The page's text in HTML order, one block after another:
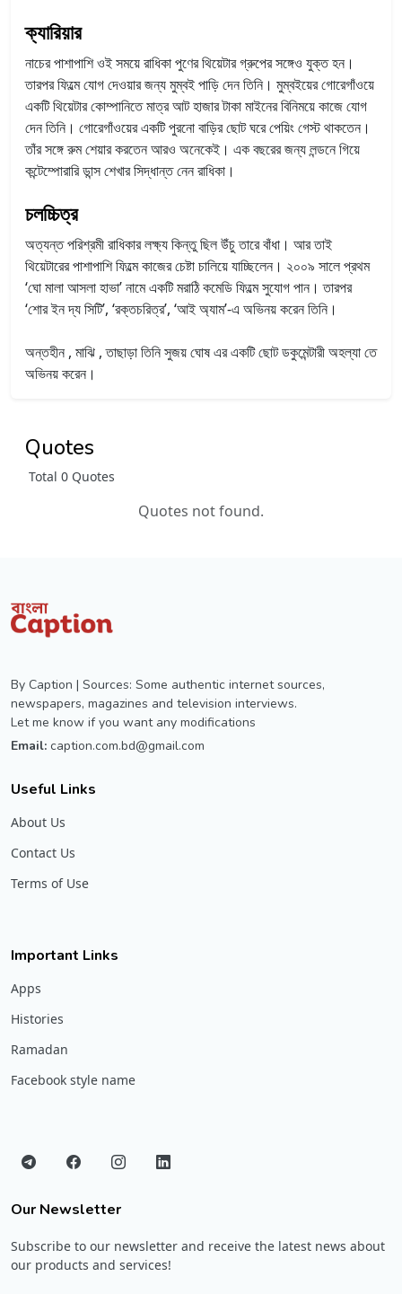
ক্যারিয়ার
নাচের পাশাপাশি ওই সময়ে রাধিকা পুণের থিয়েটার গ্রুপের সঙ্গেও যুক্ত হন।
তারপর ফিল্মে যোগ দেওয়ার জন্য মুম্বই পাড়ি দেন তিনি। মুম্বইয়ের গোরেগাঁওয়ে
একটি থিয়েটার কোম্পানিতে মাত্র আট হাজার টাকা মাইনের বিনিময়ে কাজে যোগ
দেন তিনি। গোরেগাঁওয়ের একটি পুরনো বাড়ির ছোট ঘরে পেয়িং গেস্ট থাকতেন।
তাঁর সঙ্গে রুম শেয়ার করতেন আরও অনেকেই। এক বছরের জন্য লন্ডনে গিয়ে
কন্টেম্পোরারি ডান্স শেখার সিদ্ধান্ত নেন রাধিকা।
চলচ্চিত্র
অত্যন্ত পরিশ্রমী রাধিকার লক্ষ্য কিন্তু ছিল উঁচু তারে বাঁধা। আর তাই
থিয়েটারের পাশাপাশি ফিল্মে কাজের চেষ্টা চালিয়ে যাচ্ছিলেন। ২০০৯ সালে প্রথম
‘ঘো মালা আসলা হাভা’ নামে একটি মরাঠি কমেডি ফিল্মে সুযোগ পান। তারপর
‘শোর ইন দ্য সিটি’, ‘রক্তচরিত্র’, ‘আই অ্যাম’-এ অভিনয় করেন তিনি।
অন্তহীন , মাঝি , তাছাড়া তিনি সুজয় ঘোষ এর একটি ছোট ডকুমেন্টারী অহল্যা তে
অভিনয় করেন।
Quotes
Total 0 Quotes
Quotes not found.
By Caption | Sources: Some authentic internet sources,
newspapers, magazines and television interviews.
Let me know if you want any modifications
Email: caption.com.bd@gmail.com
Useful Links
About Us
Contact Us
Terms of Use
Important Links
Apps
Histories
Ramadan
Facebook style name
Our Newsletter
Subscribe to our newsletter and receive the latest news about
our products and services!